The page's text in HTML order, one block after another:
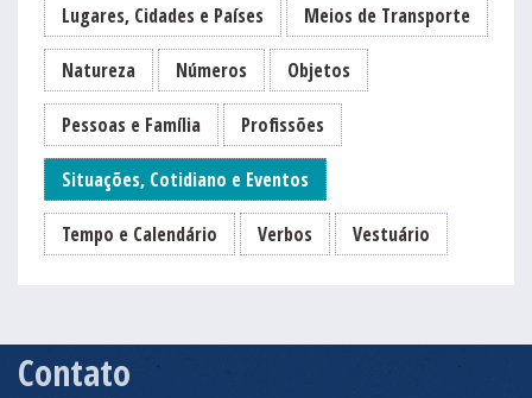
Lugares, Cidades e Países Meios de Transporte
Natureza Números Objetos
Pessoas e Família Profissões
Situações, Cotidiano e Eventos
Tempo e Calendário Verbos Vestuário
Contato